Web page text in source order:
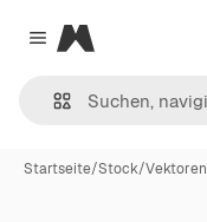
Close menu
Magnific
Startseite/Stock/Vektoren